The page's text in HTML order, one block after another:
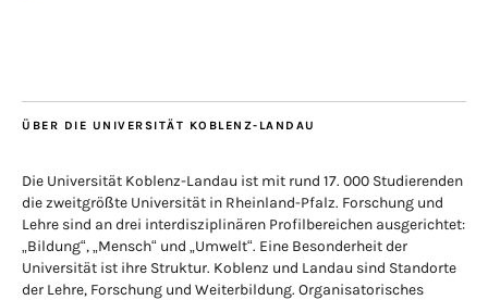
ÜBER DIE UNIVERSITÄT KOBLENZ-LANDAU
Die Universität Koblenz-Landau ist mit rund 17. 000 Studierenden
die zweitgrößte Universität in Rheinland-Pfalz. Forschung und
Lehre sind an drei interdisziplinären Profilbereichen ausgerichtet:
„Bildung“, „Mensch“ und „Umwelt“. Eine Besonderheit der
Universität ist ihre Struktur. Koblenz und Landau sind Standorte
der Lehre, Forschung und Weiterbildung. Organisatorisches